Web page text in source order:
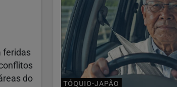
feridas
do
TÓQUIO-JAPÃO